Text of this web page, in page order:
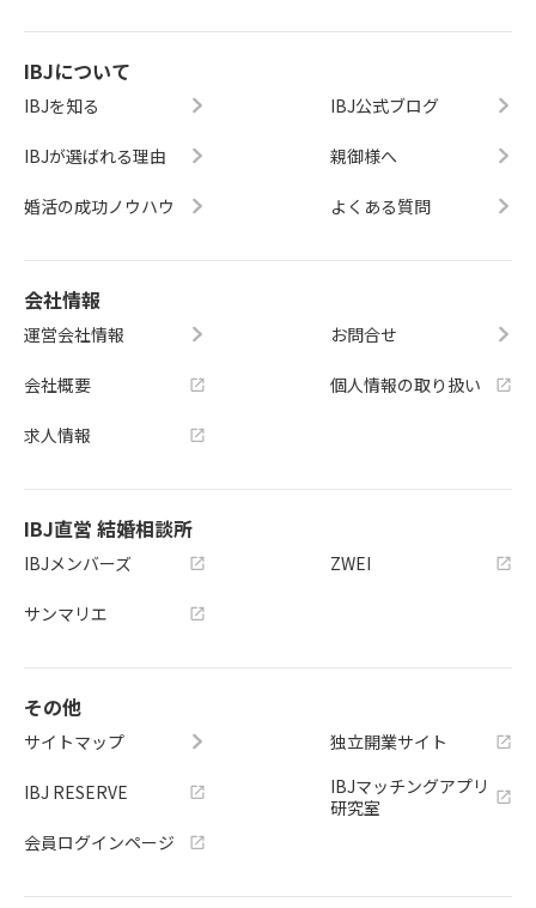
IBJについて
IBJを知る
IBJが選ばれる理由
婚活の成功ノウハウ
IBJ公式ブログ
親御様へ
よくある質問
会社情報
運営会社情報
会社概要
求人情報
お問合せ
個人情報の取り扱い
IBJ直営 結婚相談所
IBJメンバーズ
サンマリエ
ZWEI
その他
サイトマップ
IBJ RESERVE
会員ログインページ
独立開業サイト
IBJマッチングアプリ
研究室